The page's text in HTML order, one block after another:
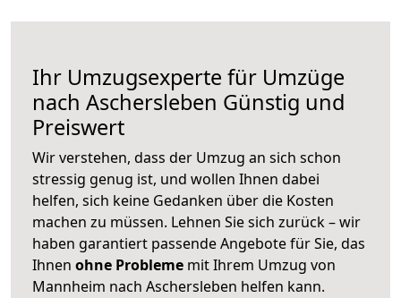
Ihr Umzugsexperte für Umzüge
nach Aschersleben Günstig und
Preiswert
Wir verstehen, dass der Umzug an sich schon
stressig genug ist, und wollen Ihnen dabei
helfen, sich keine Gedanken über die Kosten
machen zu müssen. Lehnen Sie sich zurück – wir
haben garantiert passende Angebote für Sie, das
Ihnen ohne Probleme mit Ihrem Umzug von
Mannheim nach Aschersleben helfen kann.